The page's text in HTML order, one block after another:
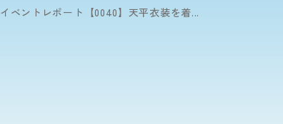
イベントレポート【0040】天平衣装を着...